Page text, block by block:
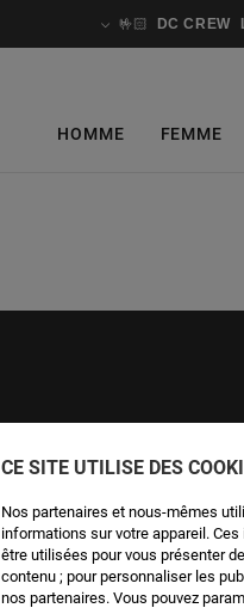
🤟🏻 DC CREW
HOMME FEMME
CE SITE UTILISE DES
Nos partenaires et nous-mêmes
informations sur votre appareil.
être utilisées pour vous présenter
contenu ; pour personnaliser les
nos partenaires. Vous pouvez